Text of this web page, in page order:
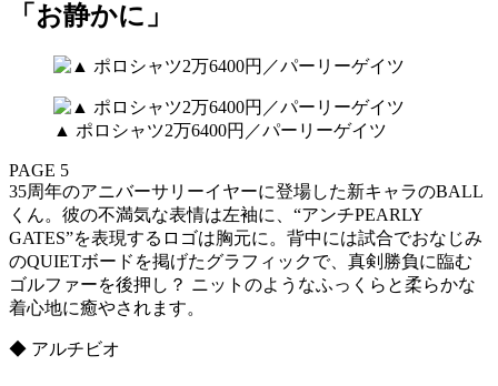
「お静かに」
▲ ポロシャツ2万6400円／パーリーゲイツ
PAGE 5
35周年のアニバーサリーイヤーに登場した新キャラのBALL
くん。彼の不満気な表情は左袖に、“アンチPEARLY
GATES”を表現するロゴは胸元に。背中には試合でおなじみ
のQUIETボードを掲げたグラフィックで、真剣勝負に臨む
ゴルファーを後押し？ ニットのようなふっくらと柔らかな
着心地に癒やされます。
◆ アルチビオ